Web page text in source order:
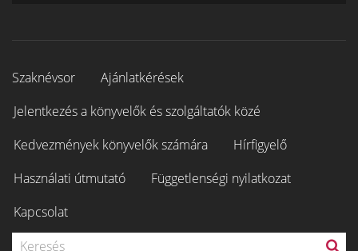
Szaknévsor
Ajánlatkérések
Jelentkezés a könyvelők és szolgáltatók közé
Kedvezmények könyvelők számára
Hírfigyelő
Használati útmutató
Függetlenségi nyilatkozat
Kapcsolat